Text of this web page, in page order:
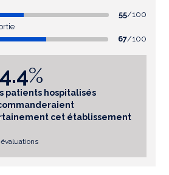
55/100
67/100
%
patients hospitalisés
cet établissement